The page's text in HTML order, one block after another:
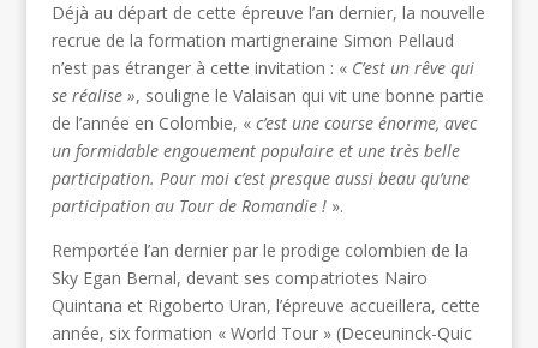
Déjà au départ de cette épreuve l’an dernier, la nouvelle
recrue de la formation martigneraine Simon Pellaud
n’est pas étranger à cette invitation : « C’est un rêve qui
se réalise », souligne le Valaisan qui vit une bonne partie
de l’année en Colombie, « c’est une course énorme, avec
un formidable engouement populaire et une très belle
participation. Pour moi c’est presque aussi beau qu’une
participation au Tour de Romandie !».
Remportée l’an dernier par le prodige colombien de la
Sky Egan Bernal, devant ses compatriotes Nairo
Quintana et Rigoberto Uran, l’épreuve accueillera, cette
année, six formation « World Tour » (Deceuninck-Quic